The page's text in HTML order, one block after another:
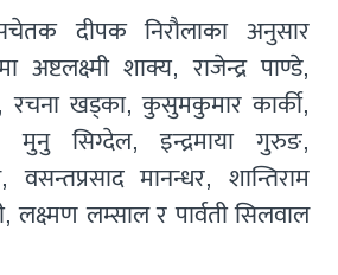
दीपक निरौलाका अनुसार
अष्टलक्ष्मी शाक्य, राजेन्द्र पाण्डे,
रचना खड्का, कुसुमकुमार कार्की,
मुनु सिग्देल, इन्द्रमाया गुरुङ,
मानन्धर, शान्तिराम
लक्ष्मण लम्साल र पार्वती सिलवाल